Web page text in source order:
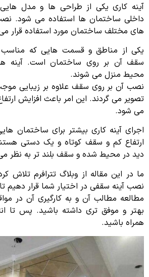
آینه کاری یکی از طراحی ها و مدل
داخلی ساختمان ها استفاده می شود.
های مختلف ساختمان مورد استفاده قرار
یکی از مناطق و قسمت هایی که
سقف آن بر روی ساختمان است. آینه
محیط منزل می شوند.
نصب آن بر روی سقف علاوه بر زیبایی
تصویر می گردند. این امر باعث افزایش
می شود.
اجرای آینه کاری بیشتر برای ساختمان
ارتفاع کم و سقف کوتاه و یک دستی
دید در محیط شده و سقف بلند تر به نظر
ما در این مقاله از وبلاگ تترافرم تلاش
نصب آینه سقفی در اختیار شما قرار دهیم تا
مطالعه مطالب آن و به کارگیری آن در
بهتر و موفق تری داشته باشید. پس تا
همراه باشید.